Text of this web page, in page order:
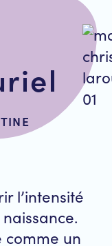
l’intensité
comme un